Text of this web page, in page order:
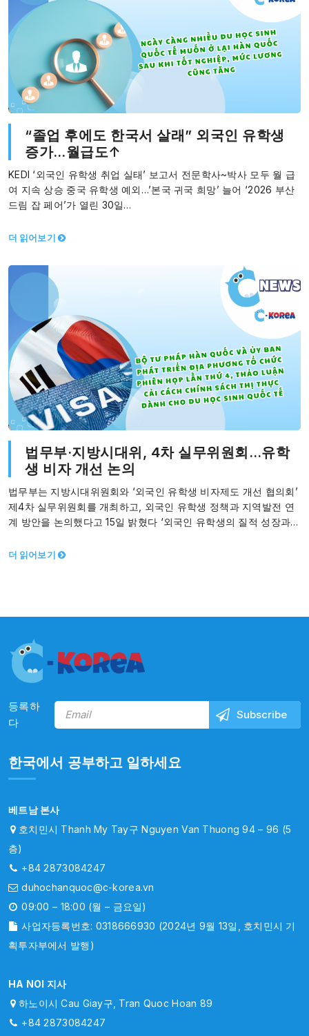
“졸업 후에도 한국서 살래” 외국인 유학생
증가…월급도↑
KEDI ‘외국인 유학생 취업 실태’ 보고서 전문학사~박사 모두 월 급
여 지속 상승 중국 유학생 예외…’본국 귀국 희망’ 늘어 ‘2026 부산
드림 잡 페어’가 열린 30일…
더 읽어보기
법무부·지방시대위, 4차 실무위원회…유학
생 비자 개선 논의
법무부는 지방시대위원회와 ‘외국인 유학생 비자제도 개선 협의회’
제4차 실무위원회를 개최하고, 외국인 유학생 정책과 지역발전 연
계 방안을 논의했다고 15일 밝혔다 ‘외국인 유학생의 질적 성장과
더 읽어보기
등록하
다
한국에서 공부하고 일하세요
베트남 본사
호치민시 Thanh My Tay구 Nguyen Van Thuong 94 – 96 (5
층)
+84 2873084247
duhochanquoc@c-korea.vn
09:00 – 18:00 (월 – 금요일)
사업자등록번호: 0318666930 (2024년 9월 13일, 호치민시 기
획투자부에서 발행)
HA NOI 지사
하노이시 Cau Giay구, Tran Quoc Hoan 89
+84 2873084247